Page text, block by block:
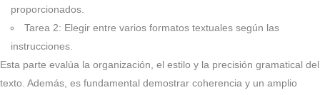
proporcionados.
Tarea 2: Elegir entre varios formatos textuales según las
instrucciones.
Esta parte evalúa la organización, el estilo y la precisión gramatical del
texto. Además, es fundamental demostrar coherencia y un amplio